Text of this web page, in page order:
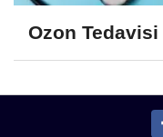
Ozon Tedavisi